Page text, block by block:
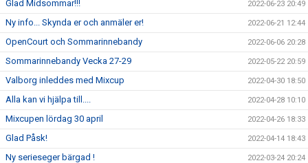
Glad Midsommar!!! 2022-06-23 20:49
Ny info... Skynda er och anmäler er! 2022-06-21 12:44
OpenCourt och Sommarinnebandy 2022-06-06 20:28
Sommarinnebandy Vecka 27-29 2022-05-22 20:59
Valborg inleddes med Mixcup 2022-04-30 18:50
Alla kan vi hjälpa till.... 2022-04-28 10:10
Mixcupen lördag 30 april 2022-04-26 18:33
Glad Påsk! 2022-04-14 18:43
Ny serieseger bärgad ! 2022-03-24 20:24